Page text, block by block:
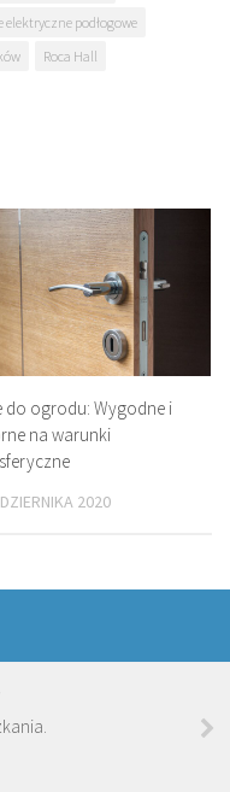
elektryczne podłogowe
Roca Hall
do ogrodu: Wygodne i
na warunki
2020